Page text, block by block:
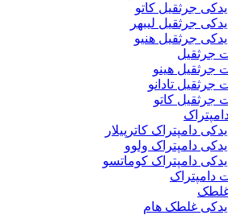
کاتو
لیبهر
هنیو
کاترپیلار
ولوو
کوماتسو
هام